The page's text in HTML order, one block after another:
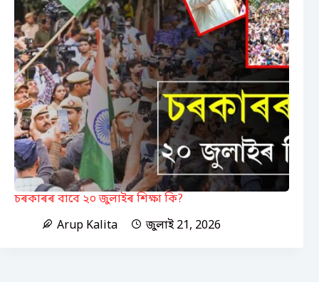
চৰকাৰৰ বাবে ২০ জুলাইৰ শিক্ষা কি?
Arup Kalita
জুলাই 21, 2026